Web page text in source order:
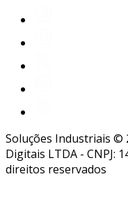
Soluções Industriais ©
Digitais LTDA - CNPJ:
direitos reservados